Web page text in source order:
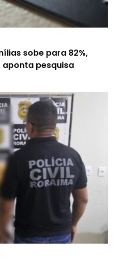
sobe para 82%,
aponta pesquisa